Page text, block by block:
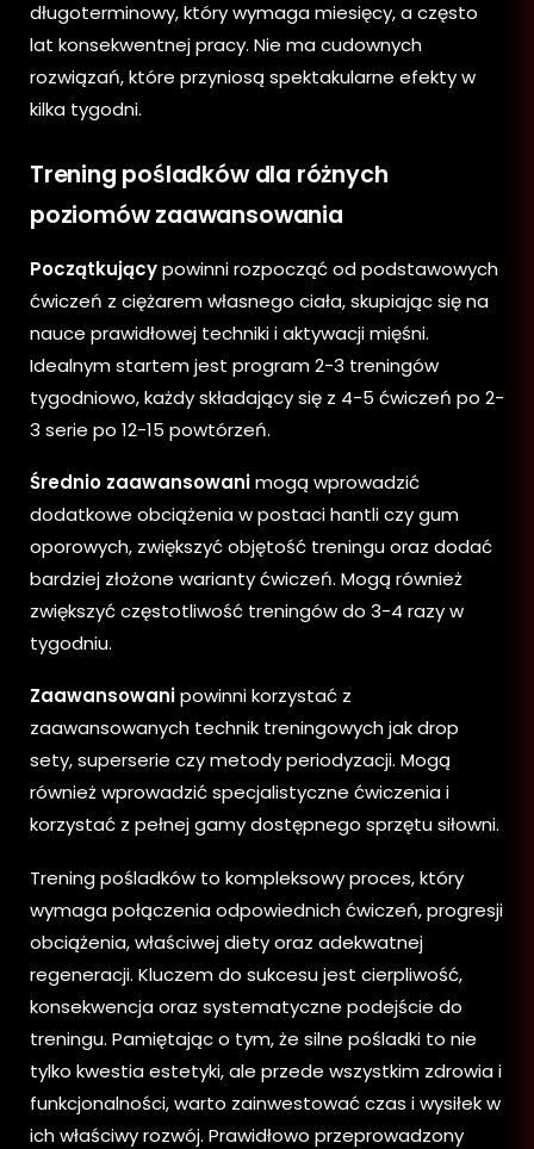
długoterminowy, który wymaga miesięcy, a często
lat konsekwentnej pracy. Nie ma cudownych
rozwiązań, które przyniosą spektakularne efekty w
kilka tygodni.
Trening pośladków dla różnych
poziomów zaawansowania
Początkującypowinni rozpocząć od podstawowych
ćwiczeń z ciężarem własnego ciała, skupiając się na
nauce prawidłowej techniki i aktywacji mięśni.
Idealnym startem jest program 2-3 treningów
tygodniowo, każdy składający się z 4-5 ćwiczeń po 2-
3 serie po 12-15 powtórzeń.
Średnio zaawansowanimogą wprowadzić
dodatkowe obciążenia w postaci hantli czy gum
oporowych, zwiększyć objętość treningu oraz dodać
bardziej złożone warianty ćwiczeń. Mogą również
zwiększyć częstotliwość treningów do 3-4 razy w
tygodniu.
Zaawansowanipowinni korzystać z
zaawansowanych technik treningowych jak drop
sety, superserie czy metody periodyzacji. Mogą
również wprowadzić specjalistyczne ćwiczenia i
korzystać z pełnej gamy dostępnego sprzętu siłowni.
Trening pośladków to kompleksowy proces, który
wymaga połączenia odpowiednich ćwiczeń, progresji
obciążenia, właściwej diety oraz adekwatnej
regeneracji. Kluczem do sukcesu jest cierpliwość,
konsekwencja oraz systematyczne podejście do
treningu. Pamiętając o tym, że silne pośladki to nie
tylko kwestia estetyki, ale przede wszystkim zdrowia i
funkcjonalności, warto zainwestować czas i wysiłek w
ich właściwy rozwój. Prawidłowo przeprowadzony